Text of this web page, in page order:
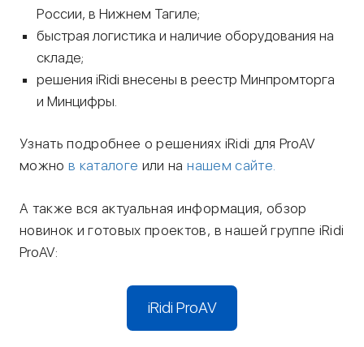
России, в Нижнем Тагиле;
быстрая логистика и наличие оборудования на
складе;
решения iRidi внесены в реестр Минпромторга
и Минцифры.
Узнать подробнее о решениях iRidi для ProAV
можнов каталоге или нанашем сайте.
А также вся актуальная информация, обзор
новинок и готовых проектов, в нашей группе iRidi
ProAV:
iRidi ProAV